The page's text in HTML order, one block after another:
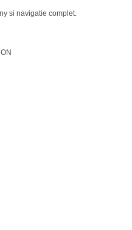
si navigatie complet.